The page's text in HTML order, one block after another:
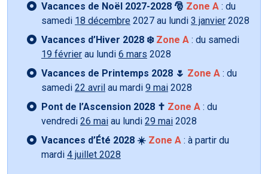
Vacances de Noël 2027-2028 🎅 Zone A : du
samedi 18 décembre 2027 au lundi 3 janvier 2028
Vacances d’Hiver 2028 ❄️ Zone A : du samedi
19 février au lundi 6 mars 2028
Vacances de Printemps 2028 🌷 Zone A : du
samedi 22 avril au mardi 9 mai 2028
Pont de l’Ascension 2028 ✝️ Zone A : du
vendredi 26 mai au lundi 29 mai 2028
Vacances d’Été 2028 ☀️ Zone A : à partir du
mardi 4 juillet 2028